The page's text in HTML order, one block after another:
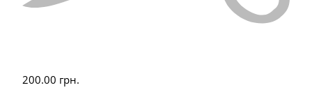
200.00 грн.